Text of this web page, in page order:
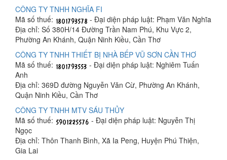
CÔNG TY TNHH NGHĨA FI
Mã số thuế:
- Đại diện pháp luật: Phạm Văn Nghĩa
Địa chỉ: Số 380H/14 Đường Trần Nam Phú, Khu Vực 2,
Phường An Khánh, Quận Ninh Kiều, Cần Thơ
CÔNG TY TNHH THIẾT BỊ NHÀ BẾP VŨ SƠN CẦN THƠ
Mã số thuế:
- Đại diện pháp luật: Nghiêm Tuấn
Anh
Địa chỉ: 369D đường Nguyễn Văn Cừ, Phường An Khánh,
Quận Ninh Kiều, Cần Thơ
CÔNG TY TNHH MTV SÁU THỦY
Mã số thuế:
- Đại diện pháp luật: Nguyễn Thị
Ngọc
Địa chỉ: Thôn Thanh Bình, Xã Ia Peng, Huyện Phú Thiện,
Gia Lai